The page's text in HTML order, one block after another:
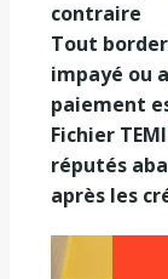
contraire
Tout
impayé ou
paiement
Fichier
réputés
après les